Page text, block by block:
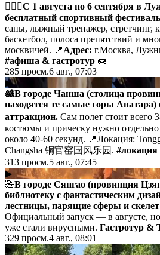
🏄🏼‍♂️С 1 августа по 6 сентября в
бесплатный спортивный
сапы, лыжный тренажер, стретчинг,
баскетбол, полоса препятствий и
москвичей. 📍Адрес: г.Москва,
#афиша & гастротур 🍩
285 просм.6 авг., 07:03
▶
🎎В городе Чанша (столица
находятся те самые горы Аватара)
аттракцион. Сам полет стоит всего
костюмы и прическу нужно отдельно
около 40-60 секунд. 📍Локация:
Changsha 铜官窑国风乐园. #локация
313 просм.5 авг., 07:45
▶
🧸В городе Сянгао (провинция
библиотеку с фантастическим
лестницы, парящие сферы и
Официальный запуск — в августе,
уже стали вирусными. Гастротур &
329 просм.4 авг., 08:01
▶